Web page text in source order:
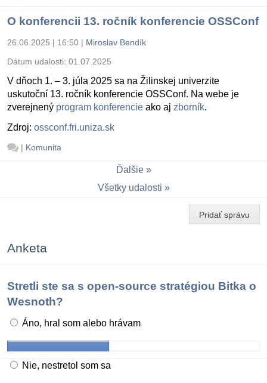
O konferencii 13. ročník konferencie OSSConf
26.06.2025 | 16:50 | Miroslav Bendík
Dátum udalosti: 01.07.2025
V dňoch 1. – 3. júla 2025 sa na Žilinskej univerzite
uskutoční 13. ročník konferencie OSSConf. Na webe je
zverejnený program konferencie ako aj zborník.
Zdroj: ossconf.fri.uniza.sk
| Komunita
Ďalšie
Všetky udalosti
Pridať správu
Anketa
Stretli ste sa s open-source stratégiou Bitka o
Wesnoth?
Áno, hral som alebo hrávam
Nie, nestretol som sa